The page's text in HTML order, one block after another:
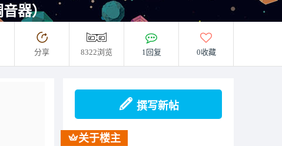
音器）
分享 8322浏览 1回复 0收藏
撰写新帖
关于楼主